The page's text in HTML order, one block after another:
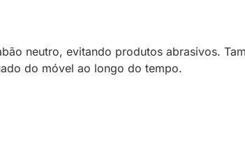
neutro, evitando produtos abrasivos.
do móvel ao longo do tempo.